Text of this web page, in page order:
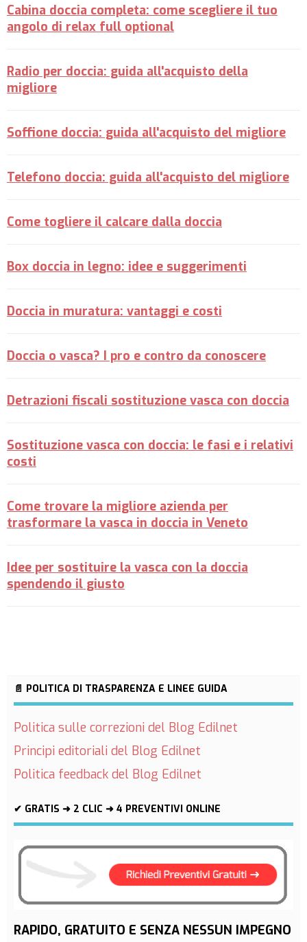
Cabina doccia completa: come scegliere il tuo
angolo di relax full optional
Radio per doccia: guida all'acquisto della
migliore
Soffione doccia: guida all'acquisto del migliore
Telefono doccia: guida all'acquisto del migliore
Come togliere il calcare dalla doccia
Box doccia in legno: idee e suggerimenti
Doccia in muratura: vantaggi e costi
Doccia o vasca? I pro e contro da conoscere
Detrazioni fiscali sostituzione vasca con doccia
Sostituzione vasca con doccia: le fasi e i relativi
costi
Come trovare la migliore azienda per
trasformare la vasca in doccia in Veneto
Idee per sostituire la vasca con la doccia
spendendo il giusto
📄 POLITICA DI TRASPARENZA E LINEE GUIDA
Politica sulle correzioni del Blog Edilnet
Principi editoriali del Blog Edilnet
Politica feedback del Blog Edilnet
✔ GRATIS ➜ 2 CLIC ➜ 4 PREVENTIVI ONLINE
RAPIDO, GRATUITO E SENZA NESSUN IMPEGNO